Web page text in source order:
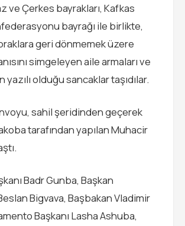
ve Çerkes bayrakları, Kafkas
bayrağı ile birlikte,
geri dönmemek üzere
simgeleyen aile armaları ve
yazılı olduğu sancaklar taşıdılar.
sahil şeridinden geçerek
tarafından yapılan Muhacir
Badr Gunba, Başkan
Beslan Bigvava, Başbakan Vladimir
Başkanı Lasha Ashuba,